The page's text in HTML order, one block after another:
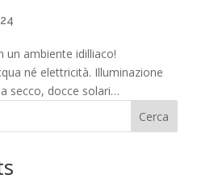
un ambiente idilliaco!
né elettricità. Illuminazione
secco, docce solari…
Cerca